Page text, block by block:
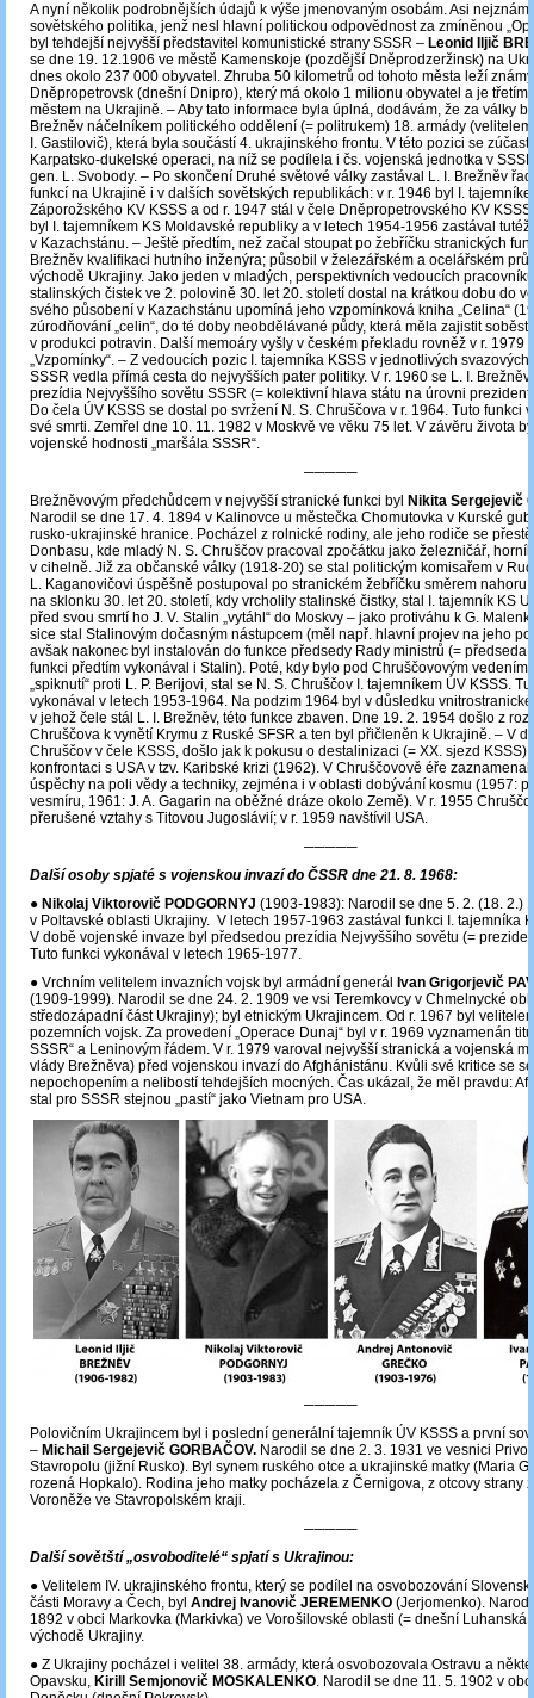
A nyní několik podrobnějších údajů k výše jmenovaným osobám. Asi
sovětského politika, jenž nesl hlavní politickou odpovědnost za zmíněnou
byl tehdejší nejvyšší představitel komunistické strany SSSR – Leonid Iljič
se dne 19. 12.1906 ve městě Kamenskoje (pozdější Dněprodzeržinsk) na
dnes okolo 237 000 obyvatel. Zhruba 50 kilometrů od tohoto města leží známý
Dněpropetrovsk (dnešní Dnipro), který má okolo 1 milionu obyvatel a je třetím
městem na Ukrajině. ‒ Aby tato informace byla úplná, dodávám, že za války
Brežněv náčelníkem politického oddělení (= politrukem) 18. armády
I. Gastilovič), která byla součástí 4. ukrajinského frontu. V této pozici se
Karpatsko-dukelské operaci, na níž se podílela i čs. vojenská jednotka v
gen. L. Svobody. – Po skončení Druhé světové války zastával L. I. Brežněv
funkcí na Ukrajině i v dalších sovětských republikách: v r. 1946 byl I.
Záporožského KV KSSS a od r. 1947 stál v čele Dněpropetrovského KV
byl I. tajemníkem KS Moldavské republiky a v letech 1954-1956 zastával tutéž
v Kazachstánu. ‒ Ještě předtím, než začal stoupat po žebříčku stranických
Brežněv kvalifikaci hutního inženýra; působil v železářském a ocelářském
východě Ukrajiny. Jako jeden v mladých, perspektivních vedoucích
stalinských čistek ve 2. polovině 30. let 20. století dostal na krátkou dobu do
svého působení v Kazachstánu upomíná jeho vzpomínková kniha „Celina“
zúrodňování „celin“, do té doby neobdělávané půdy, která měla zajistit
v produkci potravin. Další memoáry vyšly v českém překladu rovněž v r. 1979
„Vzpomínky“. – Z vedoucích pozic I. tajemníka KSSS v jednotlivých
SSSR vedla přímá cesta do nejvyšších pater politiky. V r. 1960 se L. I.
prezídia Nejvyššího sovětu SSSR (= kolektivní hlava státu na úrovni
Do čela ÚV KSSS se dostal po svržení N. S. Chruščova v r. 1964. Tuto funkci
své smrti. Zemřel dne 10. 11. 1982 v Moskvě ve věku 75 let. V závěru života
vojenské hodnosti „maršála SSSR“.
─────
Brežněvovým předchůdcem v nejvyšší stranické funkci byl Nikita Sergejevič
Narodil se dne 17. 4. 1894 v Kalinovce u městečka Chomutovka v Kurské
rusko-ukrajinské hranice. Pocházel z rolnické rodiny, ale jeho rodiče se
Donbasu, kde mladý N. S. Chruščov pracoval zpočátku jako železničář,
v cihelně. Již za občanské války (1918-20) se stal politickým komisařem v
L. Kaganovičovi úspěšně postupoval po stranickém žebříčku směrem
na sklonku 30. let 20. století, kdy vrcholily stalinské čistky, stal I. tajemník KS
před svou smrtí ho J. V. Stalin „vytáhl“ do Moskvy ‒ jako protiváhu k G.
sice stal Stalinovým dočasným nástupcem (měl např. hlavní projev na jeho
avšak nakonec byl instalován do funkce předsedy Rady ministrů (= předseda
funkci předtím vykonával i Stalin). Poté, kdy bylo pod Chruščovovým vedením
„spiknutí“ proti L. P. Berijovi, stal se N. S. Chruščov I. tajemníkem ÚV KSSS.
vykonával v letech 1953-1964. Na podzim 1964 byl v důsledku
v jehož čele stál L. I. Brežněv, této funkce zbaven. Dne 19. 2. 1954 došlo z
Chruščova k vynětí Krymu z Ruské SFSR a ten byl přičleněn k Ukrajině. ‒ V
Chruščov v čele KSSS, došlo jak k pokusu o destalinizaci (= XX. sjezd KSSS),
konfrontaci s USA v tzv. Karibské krizi (1962). V Chruščovově éře
úspěchy na poli vědy a techniky, zejména i v oblasti dobývání kosmu (1957:
vesmíru, 1961: J. A. Gagarin na oběžné dráze okolo Země). V r. 1955
přerušené vztahy s Titovou Jugoslávií; v r. 1959 navštívil USA.
─────
Další osoby spjaté s vojenskou invazí do ČSSR dne 21. 8. 1968:
● Nikolaj Viktorovič PODGORNYJ (1903-1983): Narodil se dne 5. 2. (18. 2.)
v Poltavské oblasti Ukrajiny. V letech 1957-1963 zastával funkci I. tajemníka
V době vojenské invaze byl předsedou prezídia Nejvyššího sovětu (=
Tuto funkci vykonával v letech 1965-1977.
● Vrchním velitelem invazních vojsk byl armádní generál
Ivan Grigorjevič
(1909-1999). Narodil se dne 24. 2. 1909 ve vsi Teremkovcy v Chmelnycké
středozápadní část Ukrajiny); byl etnickým Ukrajincem. Od r. 1967 byl
pozemních vojsk. Za provedení „Operace Dunaj“ byl v r. 1969 vyznamenán
SSSR“ a Leninovým řádem. V r. 1979 varoval nejvyšší stranická a vojenská
vlády Brežněva) před vojenskou invazí do Afghánistánu. Kvůli své kritice se
nepochopením a nelibostí tehdejších mocných. Čas ukázal, že měl pravdu:
stal pro SSSR stejnou „pastí“ jako Vietnam pro USA.
─────
Polovičním Ukrajincem byl i poslední generální tajemník ÚV KSSS a první
– Michail Sergejevič GORBAČOV. Narodil se dne 2. 3. 1931 ve vesnici
Stavropolu (jižní Rusko). Byl synem ruského otce a ukrajinské matky (Maria
rozená Hopkalo). Rodina jeho matky pocházela z Černigova, z otcovy strany
Voroněže ve Stavropolském kraji.
─────
Další sovětští „osvoboditelé“ spjatí s Ukrajinou:
● Velitelem IV. ukrajinského frontu, který se podílel na osvobozování
části Moravy a Čech, byl Andrej Ivanovič JEREMENKO (Jerjomenko).
1892 v obci Markovka (Markivka) ve Vorošilovské oblasti (= dnešní Luhanská
východě Ukrajiny.
● Z Ukrajiny pocházel i velitel 38. armády, která osvobozovala Ostravu a
Opavsku, Kirill Semjonovič MOSKALENKO. Narodil se dne 11. 5. 1902 v